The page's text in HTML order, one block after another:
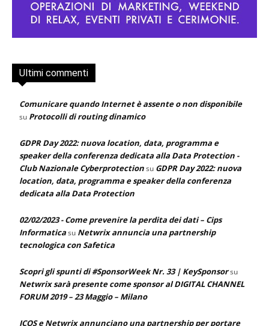
Ultimi commenti
Comunicare quando Internet è assente o non disponibile
su Protocolli di routing dinamico
GDPR Day 2022: nuova location, data, programma e
speaker della conferenza dedicata alla Data Protection -
Club Nazionale Cyberprotectionsu GDPR Day 2022: nuova
location, data, programma e speaker della conferenza
dedicata alla Data Protection
02/02/2023 - Come prevenire la perdita dei dati – Cips
Informaticasu Netwrix annuncia una partnership
tecnologica con Safetica
Scopri gli spunti di #SponsorWeek Nr. 33 | KeySponsorsu
Netwrix sarà presente come sponsor al DIGITAL CHANNEL
FORUM 2019 – 23 Maggio – Milano
ICOS e Netwrix annunciano una partnership per portare